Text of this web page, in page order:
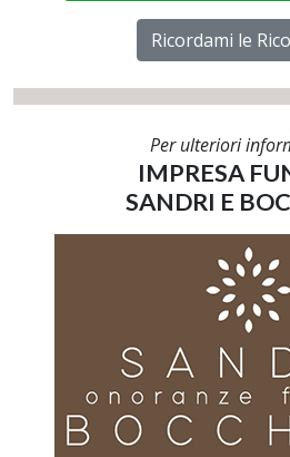
Ricordami le
Per ulteriori
IMPRESA
SANDRI E